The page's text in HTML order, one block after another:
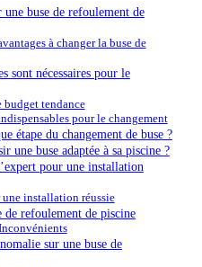
buse de refoulement de
à changer la buse de
sont nécessaires pour le
budget tendance
pour le changement
étape du changement de buse ?
une buse adaptée à sa piscine ?
pour une installation
une installation réussie
de refoulement de piscine
sur une buse de